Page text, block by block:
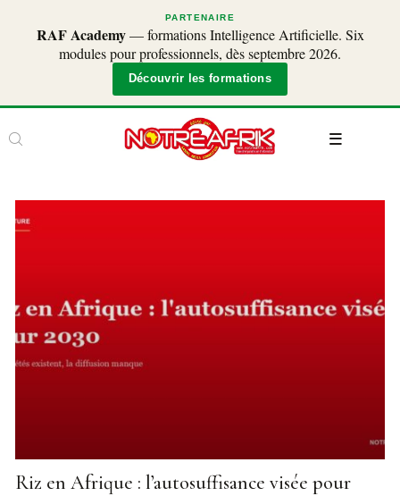
PARTENAIRE
RAF Academy— formations Intelligence Artificielle. Six
modules pour professionnels, dès septembre 2026.
Découvrir les formations
Riz en Afrique : l’autosuffisance visée pour